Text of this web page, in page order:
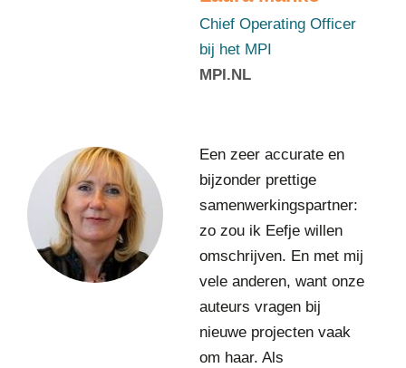
b
i
j
e
I
Chief Operating Officer
bij het MPI
MPI.NL
I
n
B
o
e
D
i
r
e
Een zeer accurate en
bijzonder prettige
samenwerkingspartner:
zo zou ik Eefje willen
omschrijven. En met mij
vele anderen, want onze
auteurs vragen bij
nieuwe projecten vaak
om haar. Als